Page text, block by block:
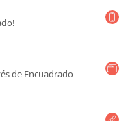
de Encuadrado